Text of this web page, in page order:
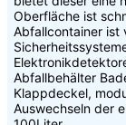
Oberfläche ist
Abfallcontainer ist
Abfallbehälter
Klappdeckel,
Auswechseln der